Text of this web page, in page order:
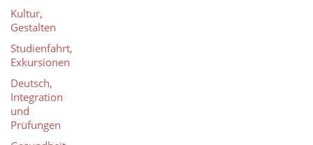
Kultur,
Gestalten
Studienfahrt,
Exkursionen
Deutsch,
Integration
und
Prüfungen